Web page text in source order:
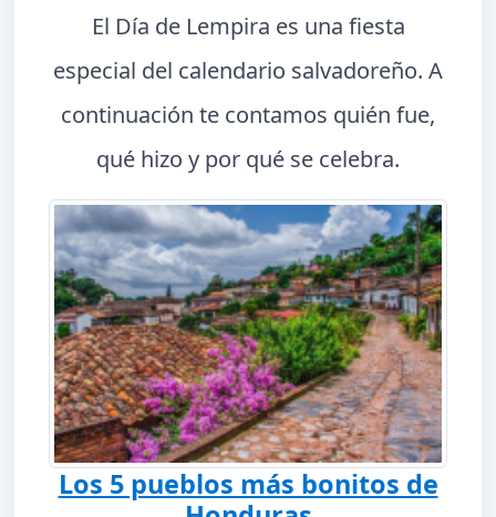
El Día de Lempira es una fiesta
especial del calendario salvadoreño. A
continuación te contamos quién fue,
qué hizo y por qué se celebra.
Los 5 pueblos más bonitos de